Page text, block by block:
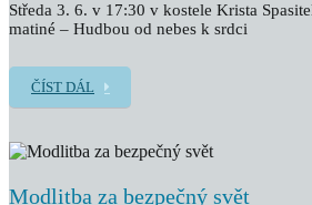
Středa 3. 6. v 17:30 v kostele Krista
matiné – Hudbou od nebes k srdci
ČÍST DÁL
Modlitba za bezpečný svět